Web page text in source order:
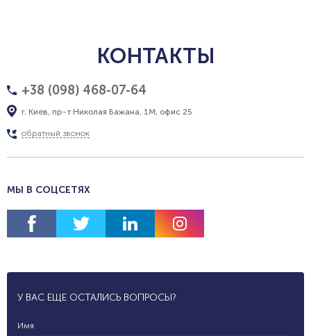
КОНТАКТЫ
+38 (098) 468-07-64
г. Киев, пр-т Николая Бажана, 1М, офис 25
обратный звонок
МЫ В СОЦСЕТЯХ
У ВАС ЕЩЕ ОСТАЛИСЬ ВОПРОСЫ?
Имя